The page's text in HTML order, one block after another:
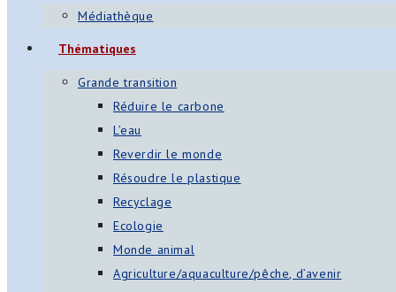
Médiathèque
Thématiques
Grande transition
Réduire le carbone
L’eau
Reverdir le monde
Résoudre le plastique
Recyclage
Ecologie
Monde animal
Agriculture/aquaculture/pêche, d’avenir